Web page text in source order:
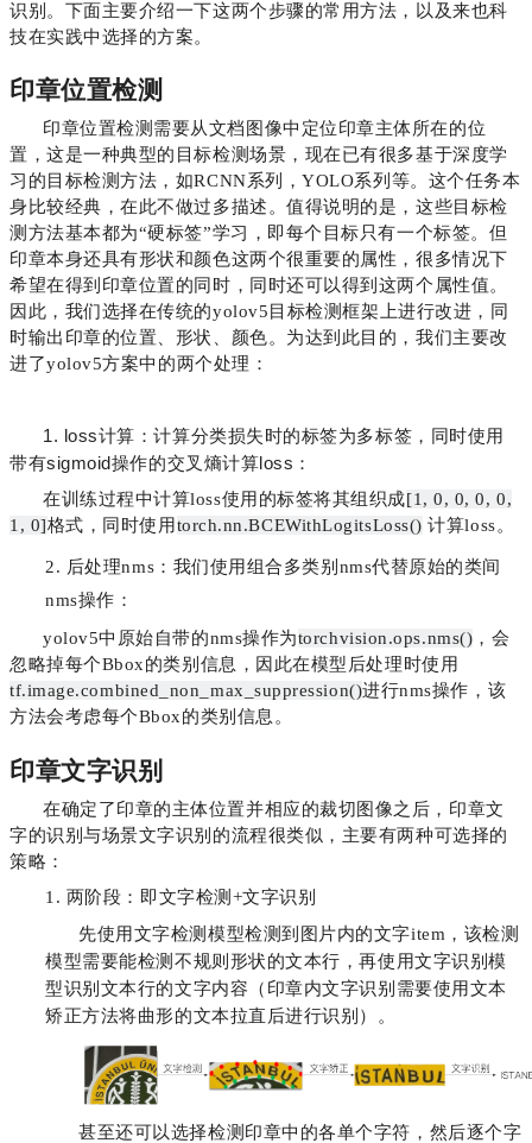
识别。下面主要介绍一下这两个步骤的常用方法，以及来也科
技在实践中选择的方案。
印章位置检测
印章位置检测需要从文档图像中定位印章主体所在的位
置，这是一种典型的目标检测场景，现在已有很多基于深度学
习的目标检测方法，如RCNN系列，YOLO系列等。这个任务本
身比较经典，在此不做过多描述。值得说明的是，这些目标检
测方法基本都为“硬标签”学习，即每个目标只有一个标签。但
印章本身还具有形状和颜色这两个很重要的属性，很多情况下
希望在得到印章位置的同时，同时还可以得到这两个属性值。
因此，我们选择在传统的yolov5目标检测框架上进行改进，同
时输出印章的位置、形状、颜色。为达到此目的，我们主要改
进了yolov5方案中的两个处理：
1. loss计算：计算分类损失时的标签为多标签，同时使用
带有sigmoid操作的交叉熵计算loss：
在训练过程中计算loss使用的标签将其组织成[1, 0, 0, 0, 0,
1, 0]格式，同时使用torch.nn.BCEWithLogitsLoss() 计算loss。
2. 后处理nms：我们使用组合多类别nms代替原始的类间
nms操作：
yolov5中原始自带的nms操作为torchvision.ops.nms() ，会
忽略掉每个Bbox的类别信息，因此在模型后处理时使用
tf.image.combined_non_max_suppression()进行nms操作，该
方法会考虑每个Bbox的类别信息。
印章文字识别
在确定了印章的主体位置并相应的裁切图像之后，印章文
字的识别与场景文字识别的流程很类似，主要有两种可选择的
策略：
1. 两阶段：即文字检测+文字识别
先使用文字检测模型检测到图片内的文字item，该检测
模型需要能检测不规则形状的文本行，再使用文字识别模
型识别文本行的文字内容（印章内文字识别需要使用文本
矫正方法将曲形的文本拉直后进行识别）。
甚至还可以选择检测印章中的各单个字符，然后逐个字